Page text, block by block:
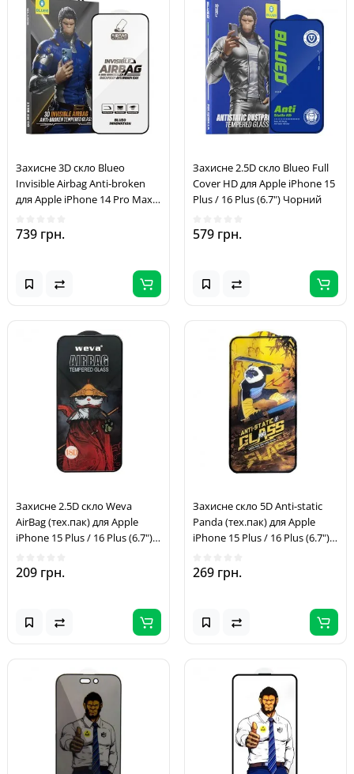
Захисне 3D скло Blueo
Invisible Airbag Anti-broken
для Apple iPhone 14 Pro Max /
739 грн.
Захисне 2.5D скло Blueo Full
Cover HD для Apple iPhone 15
Plus / 16 Plus (6.7") Чорний
579 грн.
Захисне 2.5D скло Weva
AirBag (тех.пак) для Apple
iPhone 15 Plus / 16 Plus (6.7")
209 грн.
Захисне скло 5D Anti-static
Panda (тех.пак) для Apple
iPhone 15 Plus / 16 Plus (6.7")
269 грн.